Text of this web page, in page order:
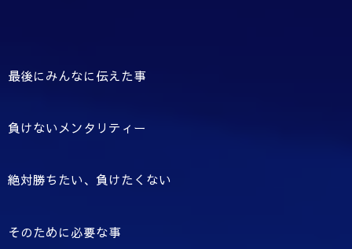
最後にみんなに伝えた事
負けないメンタリティー
絶対勝ちたい、負けたくない
そのために必要な事